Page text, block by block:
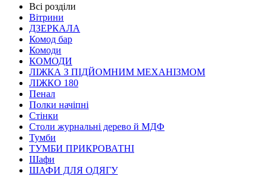
Всі розділи
Вітрини
ДЗЕРКАЛА
Комод бар
Комоди
КОМОДИ
ЛІЖКА З ПІДЙОМНИМ МЕХАНІЗМОМ
ЛІЖКО 180
Пенал
Полки начіпні
Стінки
Столи журнальні дерево й МДФ
Тумби
ТУМБИ ПРИКРОВАТНІ
Шафи
ШАФИ ДЛЯ ОДЯГУ